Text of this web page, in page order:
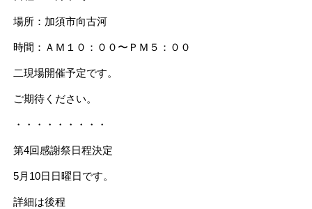
場所：加須市向古河
時間：ＡＭ１０：００〜ＰＭ５：００
二現場開催予定です。
ご期待ください。
・・・・・・・・・
第4回感謝祭日程決定
5月10日日曜日です。
詳細は後程